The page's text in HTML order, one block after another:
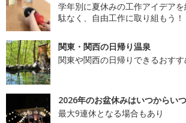
学年別に夏休みの工作アイデア
駄なく、自由工作に取り組もう！
関東・関西の日帰り温泉
関東や関西の日帰りできるおす
2026年のお盆休みはいつからい
最大9連休となる場合もあり